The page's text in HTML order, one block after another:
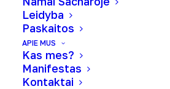
Leidyba
Paskaitos
APIE MUS
Kas mes?
Manifestas
Kontaktai